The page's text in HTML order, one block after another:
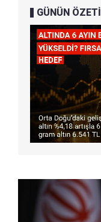
GÜNÜN ÖZETİ